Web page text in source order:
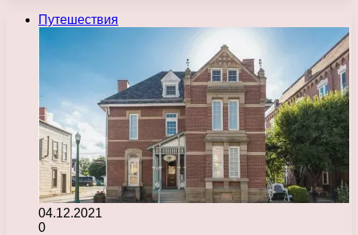
Путешествия
04.12.2021
0